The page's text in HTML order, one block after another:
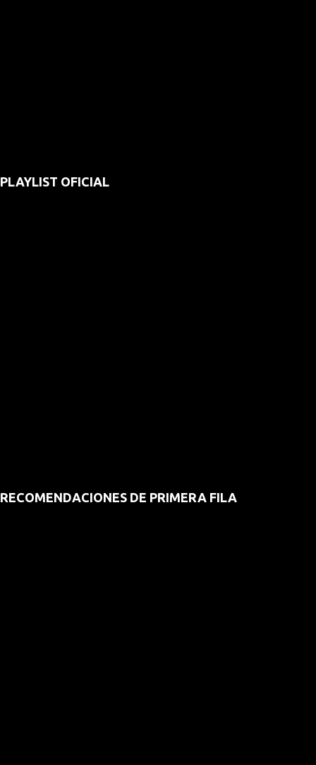
PLAYLIST OFICIAL
RECOMENDACIONES DE PRIMERA FILA